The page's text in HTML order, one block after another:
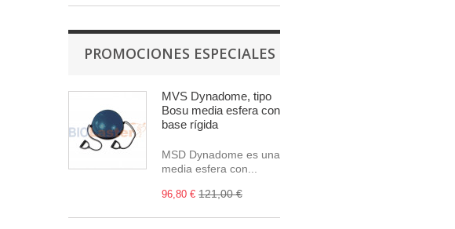
PROMOCIONES ESPECIALES
MVS Dynadome, tipo
Bosu media esfera con
base rígida
MSD Dynadome es una
media esfera con...
96,80 € 121,00 €